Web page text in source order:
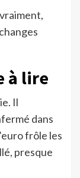
à lire
Il
dans
frôle les
presque